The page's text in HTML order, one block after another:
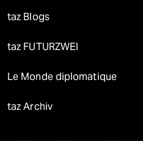
taz Blogs
taz FUTURZWEI
Le Monde diplomatique
taz Archiv